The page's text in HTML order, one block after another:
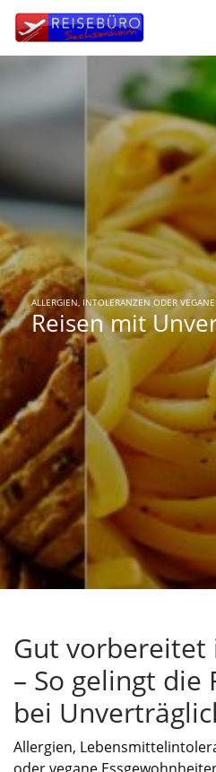
ALLERGIEN, INTOLERANZEN ODER VEGANE
Reisen mit
Gut vorbereitet
– So gelingt die
bei
Allergien,